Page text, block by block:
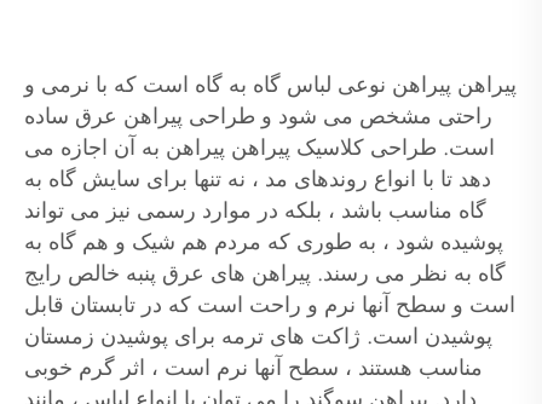
پیراهن پیراهن نوعی لباس گاه به گاه است که با نرمی و
راحتی مشخص می شود و طراحی پیراهن عرق ساده
است. طراحی کلاسیک پیراهن پیراهن به آن اجازه می
دهد تا با انواع روندهای مد ، نه تنها برای سایش گاه به
گاه مناسب باشد ، بلکه در موارد رسمی نیز می تواند
پوشیده شود ، به طوری که مردم هم شیک و هم گاه به
گاه به نظر می رسند. پیراهن های عرق پنبه خالص رایج
است و سطح آنها نرم و راحت است که در تابستان قابل
پوشیدن است. ژاکت های ترمه برای پوشیدن زمستان
مناسب هستند ، سطح آنها نرم است ، اثر گرم خوبی